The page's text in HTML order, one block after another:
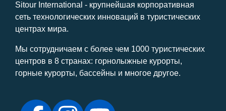
Sitour International - крупнейшая корпоративная
сеть технологических инноваций в туристических
центрах мира.
Мы сотрудничаем с более чем 1000 туристических
центров в 8 странах: горнолыжные курорты,
горные курорты, бассейны и многое другое.